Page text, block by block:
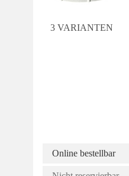
3 VARIANTEN
Online bestellbar